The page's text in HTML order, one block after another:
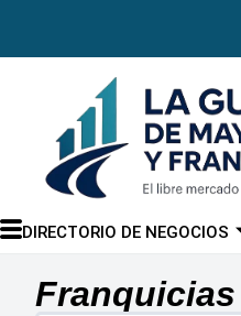
DIRECTORIO DE NEGOCIOS